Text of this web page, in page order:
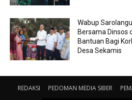
Wabup
Bersama Dinsos
Bantuan Bagi
Desa Sekamis
REDAKSI PEDOMAN MEDIA SIBER